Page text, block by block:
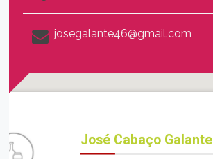
josegalante46@gmail.com
José Cabaço Galante